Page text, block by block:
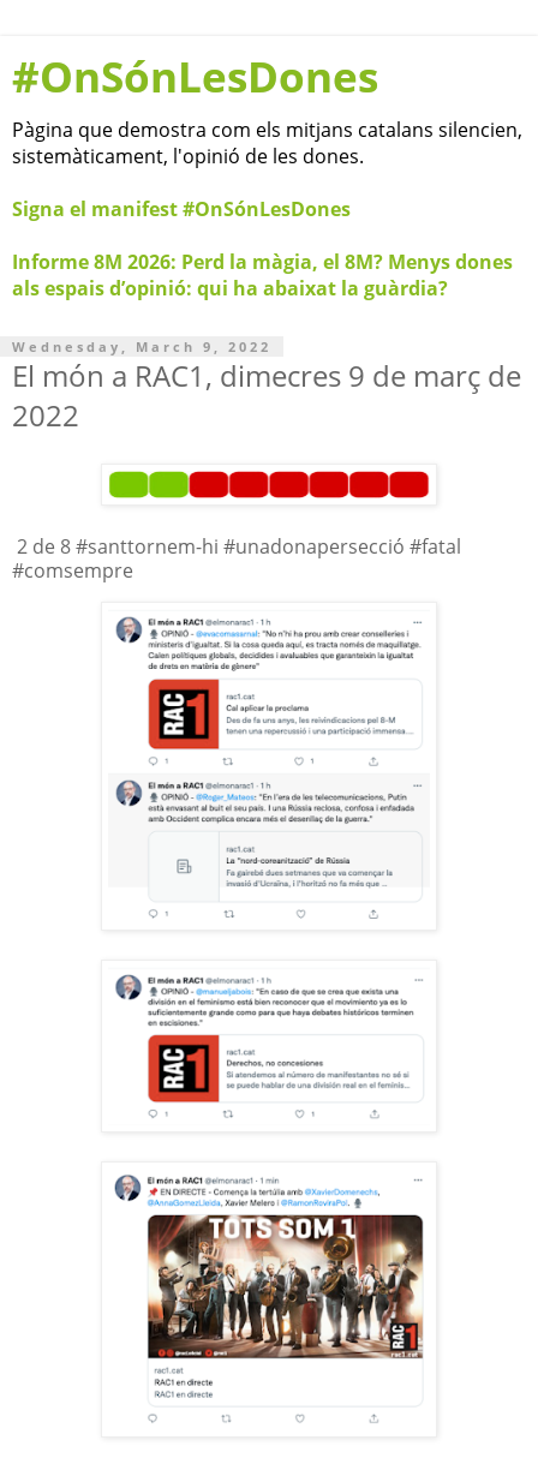
#OnSónLesDones
Pàgina que demostra com els mitjans catalans silencien,
sistemàticament, l'opinió de les dones.
Signa el manifest #OnSónLesDones
Informe 8M 2026: Perd la màgia, el 8M? Menys dones
als espais d’opinió: qui ha abaixat la guàrdia?
Wednesday, March 9, 2022
El món a RAC1, dimecres 9 de març de
2022
2 de 8 #santtornem-hi #unadonapersecció #fatal
#comsempre